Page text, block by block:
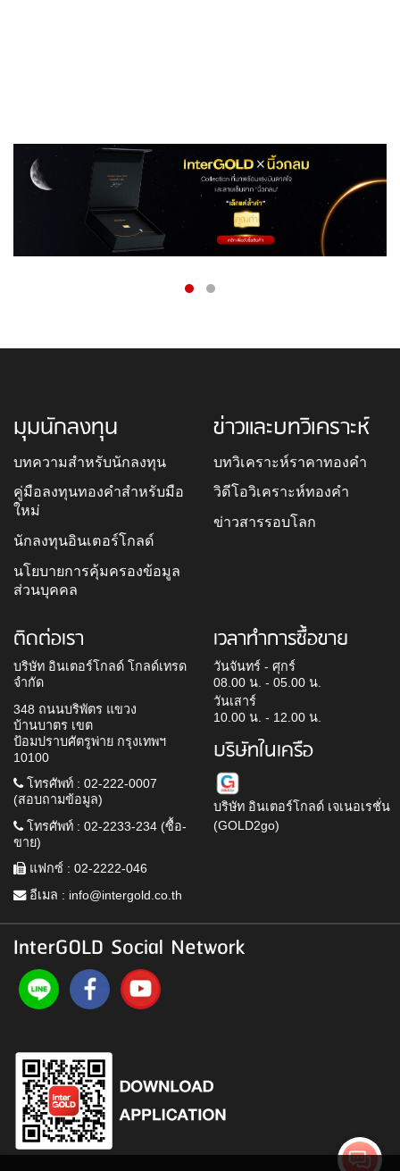
มุมนักลงทุน
บทความสำหรับนักลงทุน
คู่มือลงทุนทองคำสำหรับมือ
ใหม่
นักลงทุนอินเตอร์โกลด์
นโยบายการคุ้มครองข้อมูล
ส่วนบุคคล
ข่าวและบทวิเคราะห์
บทวิเคราะห์ราคาทองคำ
วิดีโอวิเคราะห์ทองคำ
ข่าวสารรอบโลก
ติดต่อเรา
บริษัท อินเตอร์โกลด์ โกลด์เทรด
จำกัด
348 ถนนบริพัตร แขวง
บ้านบาตร เขต
ป้อมปราบศัตรูพ่าย กรุงเทพฯ
10100
โทรศัพท์ : 02-222-0007
(สอบถามข้อมูล)
โทรศัพท์ : 02-2233-234 (ซื้อ-
ขาย)
แฟกซ์ : 02-2222-046
อีเมล : info@intergold.co.th
เวลาทำการซื้อขาย
วันจันทร์ - ศุกร์
08.00 น. - 05.00 น.
วันเสาร์
10.00 น. - 12.00 น.
บริษัทในเครือ
บริษัท อินเตอร์โกลด์ เจเนอเรชั่น
(GOLD2go)
InterGOLD Social Network